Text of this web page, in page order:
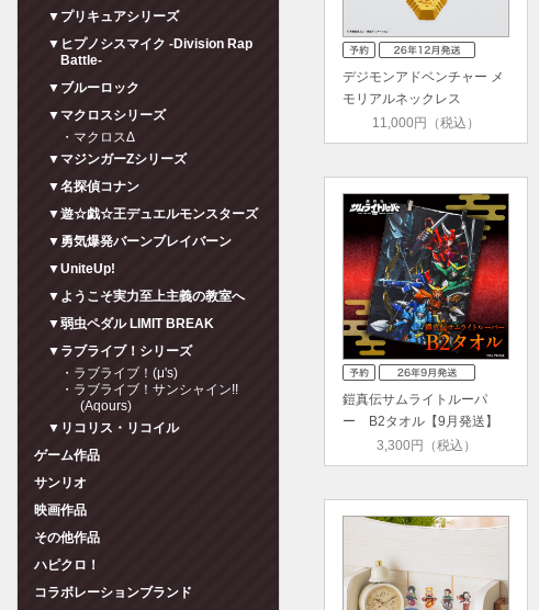
デジモンアドベンチャー メ
モリアルネックレス
ver.1.5【…
11,000円（税込）
鎧真伝サムライトルーパ
ー B2タオル【9月発送】
3,300円（税込）
▼プリキュアシリーズ
▼ヒプノシスマイク -Division Rap
Battle-
▼ブルーロック
▼マクロスシリーズ
・マクロスΔ
▼マジンガーZシリーズ
▼名探偵コナン
▼遊☆戯☆王デュエルモンスターズ
▼勇気爆発バーンブレイバーン
▼UniteUp!
▼ようこそ実力至上主義の教室へ
▼弱虫ペダル LIMIT BREAK
▼ラブライブ！シリーズ
・ラブライブ！(μ's)
・ラブライブ！サンシャイン!!
(Aqours)
▼リコリス・リコイル
ゲーム作品
サンリオ
映画作品
その他作品
ハピクロ！
コラボレーションブランド